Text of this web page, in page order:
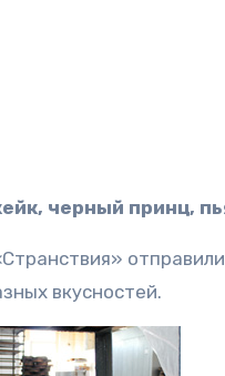
черный принц,
вкусностей.